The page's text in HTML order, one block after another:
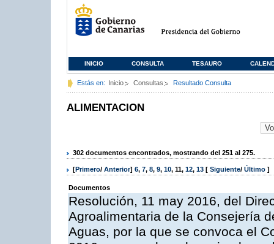
INICIO CONSULTA TESAURO
Estás en: Inicio Consultas Resultado Consulta
ALIMENTACION
302 documentos encontrados, mostrando del 251 al 275.
[Primero/ Anterior] 6, 7, 8, 9, 10, 11, 12, 13 [ Siguiente/ Último ]
Documentos
Resolución, 11 may 2016, del
Agroalimentaria de la Consejería
Aguas, por la que se convoca el